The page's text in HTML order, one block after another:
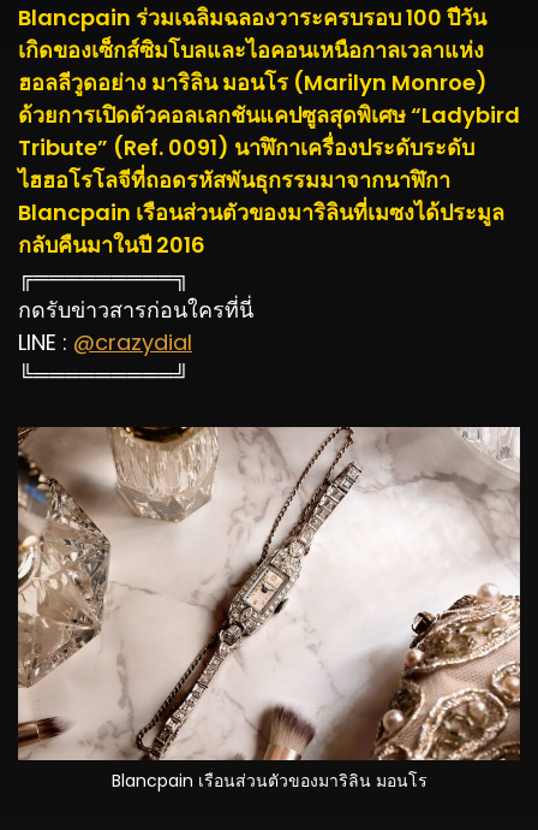
Blancpain ร่วมเฉลิมฉลองวาระครบรอบ 100 ปีวัน
เกิดของเซ็กส์ซิมโบลและไอคอนเหนือกาลเวลาแห่ง
ฮอลลีวูดอย่าง มาริลิน มอนโร (Marilyn Monroe)
ด้วยการเปิดตัวคอลเลกชันแคปซูลสุดพิเศษ “Ladybird
Tribute” (Ref. 0091) นาฬิกาเครื่องประดับระดับ
ไฮฮอโรโลจีที่ถอดรหัสพันธุกรรมมาจากนาฬิกา
Blancpain เรือนส่วนตัวของมาริลินที่เมซงได้ประมูล
กลับคืนมาในปี 2016
╔═════════╗
กดรับข่าวสารก่อนใครที่นี่
LINE : @crazydial
╚═════════╝
Blancpain เรือนส่วนตัวของมาริลิน มอนโร